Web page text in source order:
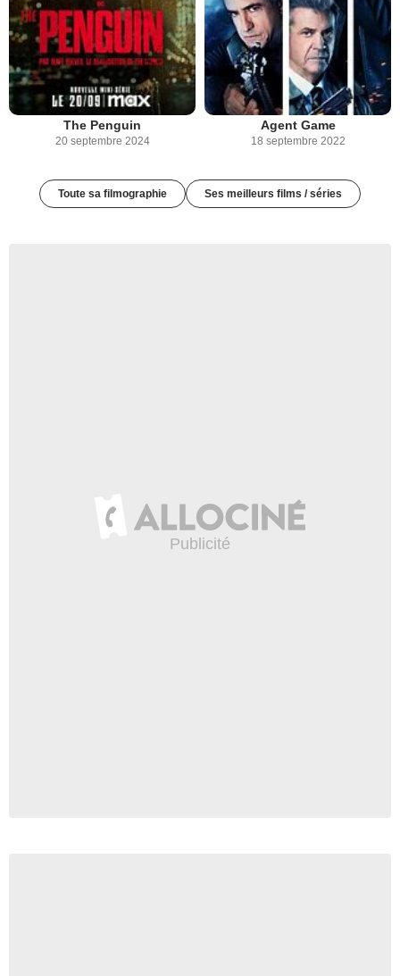
The Penguin
20 septembre 2024
Agent Game
18 septembre 2022
Toute sa filmographie Ses meilleurs films / séries